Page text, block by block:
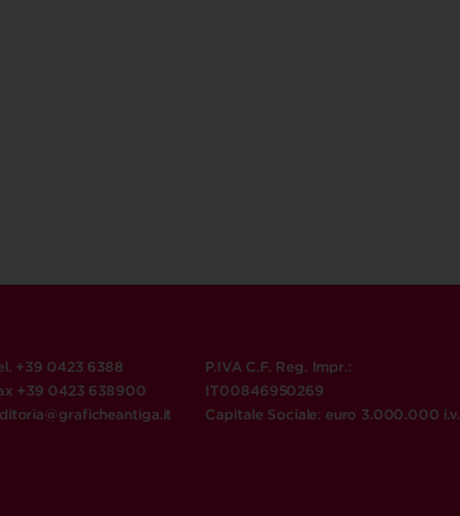
+39 0423 6388
+39 0423 638900
P.IVA C.F. Reg. Impr.:
IT00846950269
Capitale Sociale: euro 3.000.000 i.v.